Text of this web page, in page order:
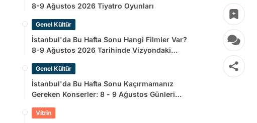
8-9 Ağustos 2026 Tiyatro Oyunları
Genel Kültür
İstanbul'da Bu Hafta Sonu Hangi Filmler Var?
8-9 Ağustos 2026 Tarihinde Vizyondaki
Genel Kültür
İstanbul'da Bu Hafta Sonu Kaçırmamanız
Gereken Konserler: 8 - 9 Ağustos Günleri
Vitrin